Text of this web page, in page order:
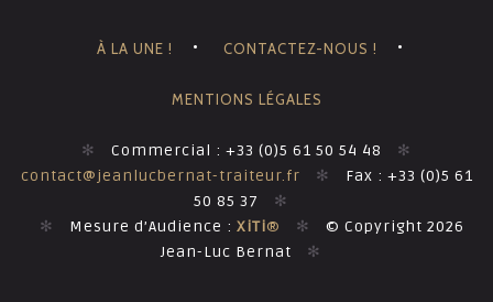
À LA UNE ! CONTACTEZ-NOUS !
MENTIONS LÉGALES
✻ Commercial : +33 (0)5 61 50 54 48
✻
contact@jeanlucbernat-traiteur.fr
✻
Fax : +33 (0)5 61
50 85 37
✻
✻
Mesure d’Audience : XiTi® ✻
© Copyright 2026
Jean-Luc Bernat
✻